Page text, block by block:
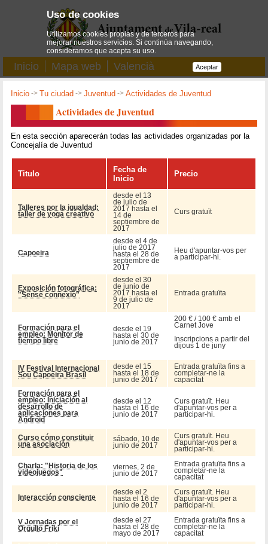
Inicio Mapa web Valencià
Inicio ->Tu ciudad ->Juventud ->Actividades de Juventud
Actividades de Juventud
En esta sección aparecerán todas las actividades organizadas por la
Concejalía de Juventud
Titulo
Fecha de
Inicio
Precio
Talleres por la igualdad:
taller de yoga creativo
desde el 13
de julio de
2017 hasta el
14 de
septiembre de
2017
Curs gratuït
Capoeira
desde el 4 de
julio de 2017
hasta el 28 de
septiembre de
2017
Heu d'apuntar-vos per
a participar-hi.
Exposición fotográfica:
"Sense connexió"
desde el 30
de junio de
2017 hasta el
9 de julio de
2017
Entrada gratuïta
Formación para el
empleo: Monitor de
tiempo libre
desde el 19
hasta el 30 de
junio de 2017
200 € / 100 € amb el
Carnet Jove
Inscripcions a partir del
dijous 1 de juny
IV Festival Internacional
Sou Capoeira Brasil
desde el 15
hasta el 18 de
junio de 2017
Entrada gratuïta fins a
completar-ne la
capacitat
Formación para el
empleo: Iniciación al
desarrollo de
aplicaciones para
Android
desde el 12
hasta el 16 de
junio de 2017
Curs gratuït. Heu
d'apuntar-vos per a
participar-hi.
Curso cómo constituir
una asociación
sábado, 10 de
junio de 2017
Curs gratuït. Heu
d'apuntar-vos per a
participar-hi.
Charla: "Historia de los
videojuegos"
viernes, 2 de
junio de 2017
Entrada gratuïta fins a
completar-ne la
capacitat
Interacción consciente
desde el 2
hasta el 16 de
junio de 2017
Curs gratuït. Heu
d'apuntar-vos per a
participar-hi.
V Jornadas por el
Orgullo Friki
desde el 27
hasta el 28 de
mayo de 2017
Entrada gratuïta fins a
completar-ne la
capacitat
Uso de cookies
Utilizamos cookies propias y de terceros para
mejorar nuestros servicios. Si continúa navegando,
consideramos que acepta su uso.
Aceptar